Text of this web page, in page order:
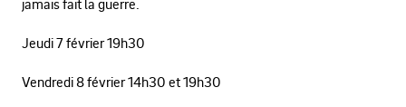
jamais fait la guerre.
Jeudi 7 février 19h30
Vendredi 8 février 14h30 et 19h30